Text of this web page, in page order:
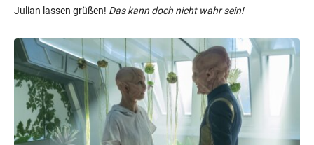
Julian lassen grüßen! Das kann doch nicht wahr sein!